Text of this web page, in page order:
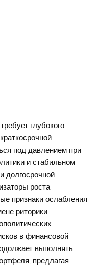
глубокого
под давлением при
и стабильном
долгосрочной
роста
признаки ослабления
риторики
в финансовой
выполнять
предлагая